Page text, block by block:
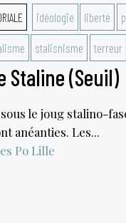
idéologie liberté
stalisnisme terreur
Staline (Seuil)
le joug stalino-
anéanties. Les...
Po Lille